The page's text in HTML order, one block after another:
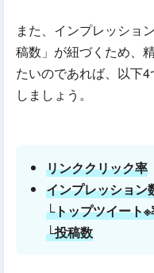
また、インプレッショ
稿数」が紐づくため、
たいのであれば、以下
しましょう。
リンククリック率
インプレッション
└トップツイート※
└投稿数